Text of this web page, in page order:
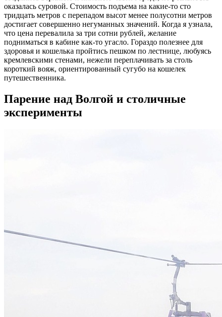
оказалась суровой. Стоимость подъема на какие-то сто
тридцать метров с перепадом высот менее полусотни метров
достигает совершенно негуманных значений. Когда я узнала,
что цена перевалила за три сотни рублей, желание
подниматься в кабине как-то угасло. Гораздо полезнее для
здоровья и кошелька пройтись пешком по лестнице, любуясь
кремлевскими стенами, нежели переплачивать за столь
короткий вояж, ориентированный сугубо на кошелек
путешественника.
Парение над Волгой и столичные
эксперименты